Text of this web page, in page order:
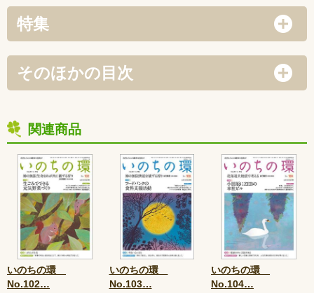
特集
そのほかの目次
関連商品
いのちの環
No.102…
いのちの環
No.103…
いのちの環
No.104…